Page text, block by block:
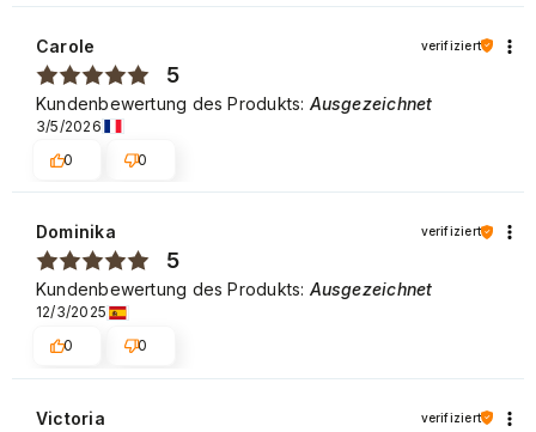
Carole verifiziert
5
Kundenbewertung des Produkts: Ausgezeichnet
3/5/2026
0
0
Dominika verifiziert
5
Kundenbewertung des Produkts: Ausgezeichnet
12/3/2025
0
0
Victoria verifiziert